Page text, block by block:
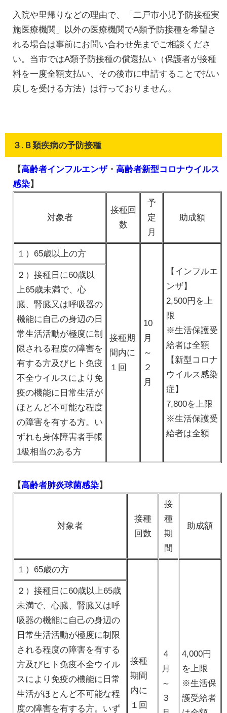
入院や里帰りなどの理由で、「二戸市小児予防接種実
施医療機関」以外の医療機関でA類予防接種を希望さ
れる場合は事前にお問い合わせ先までご相談くださ
い。当市ではA類予防接種の償還払い（保護者が接種
料を一度全額支払い、その後市に申請することで払い
戻しを受ける方法）は行っておりません。
３.Ｂ類疾病の予防接種
【高齢者インフルエンザ・ 高齢者新型コロナウイルス
感染】
対象者
接種回
数
予
定
月
助成額
１）65歳以上の方
接種期
間内に
１回
10
月
～
２
月
【インフルエ
ンザ】
2,500円を上
限
※生活保護受
給者は全額
【新型コロナ
ウイルス感染
症】
7,800を上限
※生活保護受
給者は全額
２）接種日に60歳以
上65歳未満で、心
臓、腎臓又は呼吸器の
機能に自己の身辺の日
常生活活動が極度に制
限される程度の障害を
有する方及びヒト免疫
不全ウイルスにより免
疫の機能に日常生活が
ほとんど不可能な程度
の障害を有する方。い
ずれも身体障害者手帳
1級相当のある方
【高齢者肺炎球菌感染】
対象者
接種
回数
接
種
期
間
助成額
１）65歳の方
接種
期間
内に
１回
４
月
～
３
4,000円
を上限
※生活保
護受給者
２）接種日に60歳以上65歳
未満で、心臓、腎臓又は呼
吸器の機能に自己の身辺の
日常生活活動が極度に制限
される程度の障害を有する
方及びヒト免疫不全ウイル
スにより免疫の機能に日常
生活がほとんど不可能な程
度の障害を有する方。いず